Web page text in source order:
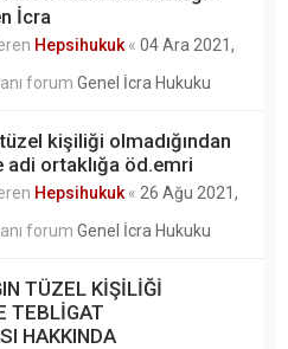
İcra
Hepsihukuk « 04 Ara 2021,
forum Genel İcra Hukuku
kişiliği olmadığından
adi ortaklığa öd.emri
Hepsihukuk « 26 Ağu 2021,
forum Genel İcra Hukuku
TÜZEL KİŞİLİĞİ
TEBLİGAT
HAKKINDA